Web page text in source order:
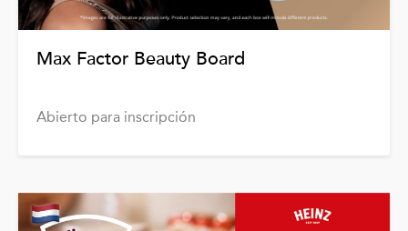
Max Factor Beauty Board
Abierto para inscripción